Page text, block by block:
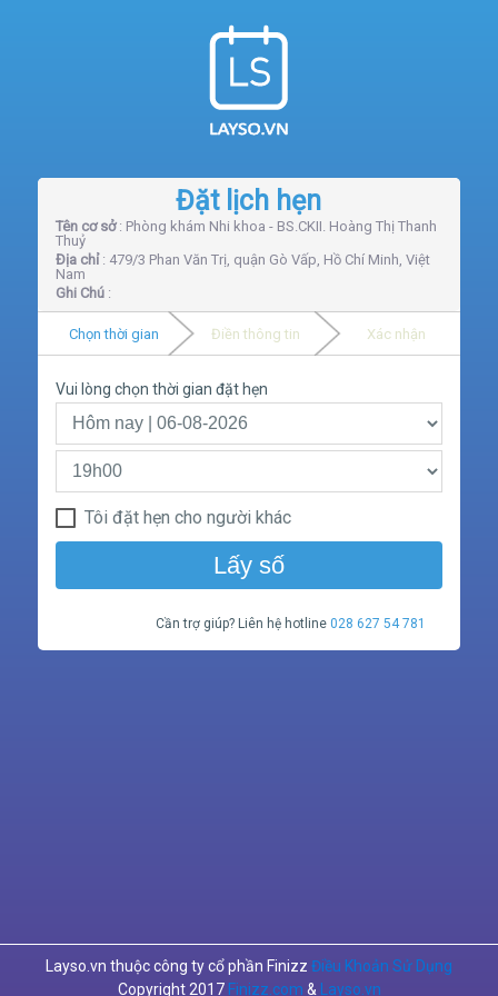
Đặt lịch hẹn
Tên cơ sở: Phòng khám Nhi khoa - BS.CKII. Hoàng Thị Thanh
Thuỷ
Địa chỉ: 479/3 Phan Văn Trị, quận Gò Vấp, Hồ Chí Minh, Việt
Nam
Ghi Chú:
Chọn thời gian Điền thông tin Xác nhận
Vui lòng chọn thời gian đặt hẹn
Tôi đặt hẹn cho người khác
Lấy số
Cần trợ giúp? Liên hệ hotline028 627 54 781
Layso.vn thuộc công ty cổ phần Finizz Điều Khoản Sử Dụng
Copyright 2017 Finizz.com & Layso.vn